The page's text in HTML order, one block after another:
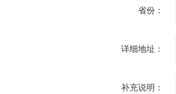
省份：
详细地址：
补充说明：